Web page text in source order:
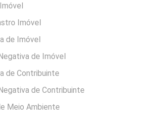
Imóvel
de Imóvel
de Imóvel
de Contribuinte
de Contribuinte
Meio Ambiente